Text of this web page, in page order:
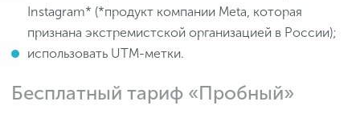
Instagram* (*продукт компании Meta, которая
признана экстремистской организацией в России);
использовать UTM-метки.
Бесплатный тариф «Пробный»